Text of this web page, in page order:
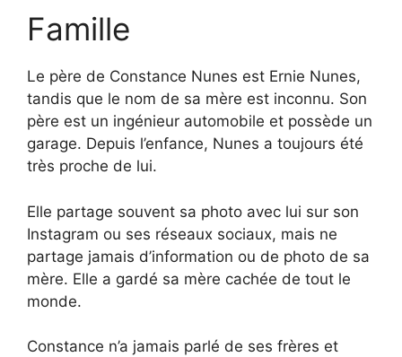
Famille
Le père de Constance Nunes est Ernie Nunes,
tandis que le nom de sa mère est inconnu. Son
père est un ingénieur automobile et possède un
garage. Depuis l’enfance, Nunes a toujours été
très proche de lui.
Elle partage souvent sa photo avec lui sur son
Instagram ou ses réseaux sociaux, mais ne
partage jamais d’information ou de photo de sa
mère. Elle a gardé sa mère cachée de tout le
monde.
Constance n’a jamais parlé de ses frères et